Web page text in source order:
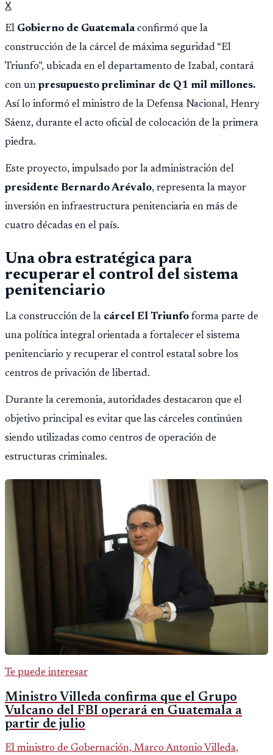
X
El Gobierno de Guatemalaconfirmó que la
construcción de la cárcel de máxima seguridad “El
Triunfo”, ubicada en el departamento de Izabal, contará
con un presupuesto preliminar de Q1 mil millones.
Así lo informó el ministro de la Defensa Nacional, Henry
Sáenz, durante el acto oficial de colocación de la primera
piedra.
Este proyecto, impulsado por la administración del
presidente Bernardo Arévalo, representa la mayor
inversión en infraestructura penitenciaria en más de
cuatro décadas en el país.
Una obra estratégica para
recuperar el control del sistema
penitenciario
La construcción de la cárcel El Triunfo forma parte de
una política integral orientada a fortalecer el sistema
penitenciario y recuperar el control estatal sobre los
centros de privación de libertad.
Durante la ceremonia, autoridades destacaron que el
objetivo principal es evitar que las cárceles continúen
siendo utilizadas como centros de operación de
estructuras criminales.
Te puede interesar
Ministro Villeda confirma que el Grupo
Vulcano del FBI operará en Guatemala a
partir de julio
El ministro de Gobernación, Marco Antonio Villeda,